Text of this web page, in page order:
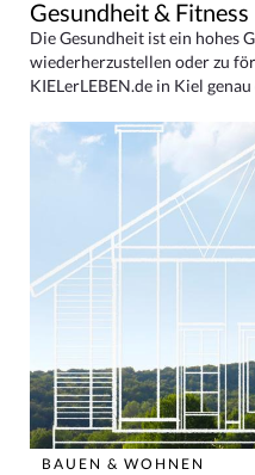
Gesundheit & Fitness
Die Gesundheit ist ein hohes
wiederherzustellen oder zu
KIELerLEBEN.de in Kiel
BAUEN & WOHNEN